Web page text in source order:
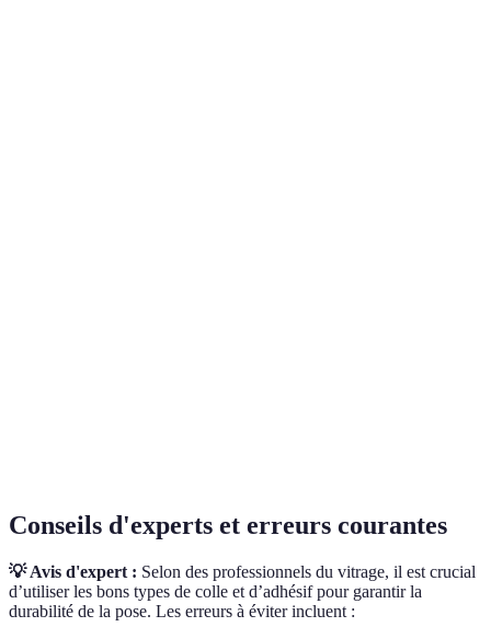
Conseils d'experts et erreurs courantes
💡 Avis d'expert : Selon des professionnels du vitrage, il est crucial
d’utiliser les bons types de colle et d’adhésif pour garantir la
durabilité de la pose. Les erreurs à éviter incluent :